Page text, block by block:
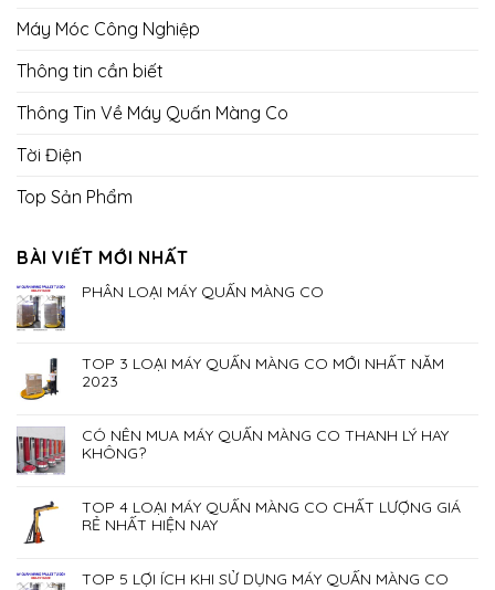
Máy Móc Công Nghiệp
Thông tin cần biết
Thông Tin Về Máy Quấn Màng Co
Tời Điện
Top Sản Phẩm
BÀI VIẾT MỚI NHẤT
PHÂN LOẠI MÁY QUẤN MÀNG CO
TOP 3 LOẠI MÁY QUẤN MÀNG CO MỚI NHẤT NĂM
2023
CÓ NÊN MUA MÁY QUẤN MÀNG CO THANH LÝ HAY
KHÔNG?
TOP 4 LOẠI MÁY QUẤN MÀNG CO CHẤT LƯỢNG GIÁ
RẺ NHẤT HIỆN NAY
TOP 5 LỢI ÍCH KHI SỬ DỤNG MÁY QUẤN MÀNG CO